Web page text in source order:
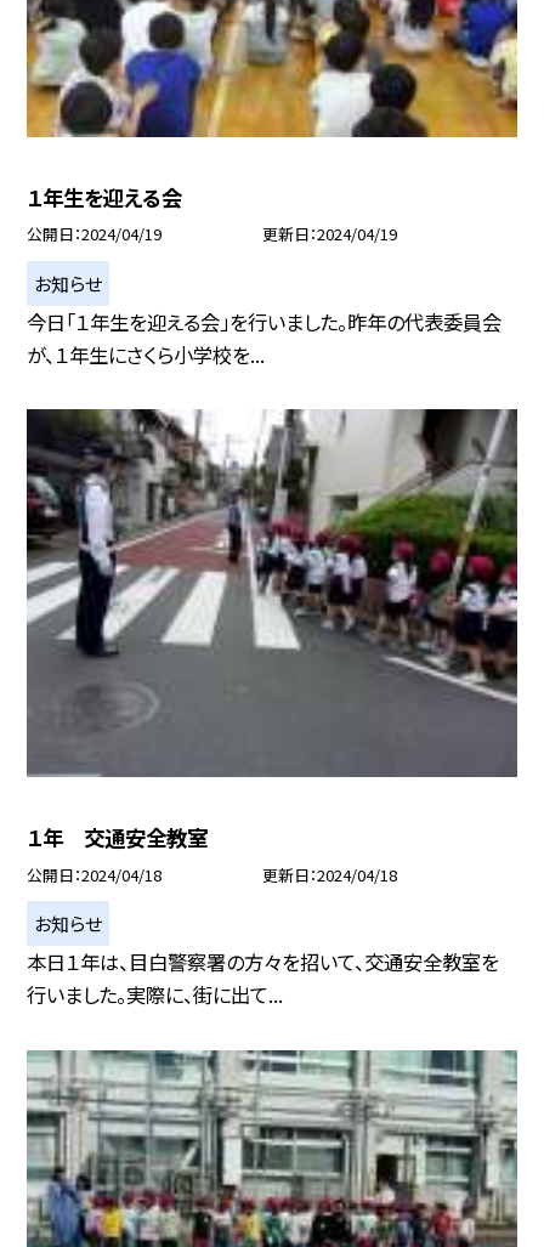
１年生を迎える会
公開日 2024/04/19 更新日 2024/04/19
お知らせ
今日「１年生を迎える会」を行いました。昨年の代表委員会
が、１年生にさくら小学校を...
１年 交通安全教室
公開日 2024/04/18 更新日 2024/04/18
お知らせ
本日１年は、目白警察署の方々を招いて、交通安全教室を
行いました。実際に、街に出て...